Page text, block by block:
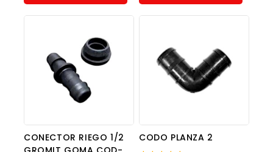
CONECTOR RIEGO 1/2
CODO PLANZA 2